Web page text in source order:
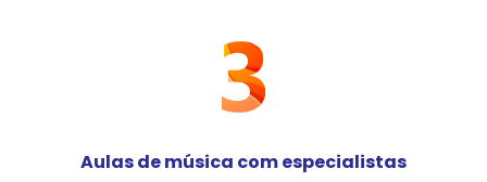
Aulas de música com especialistas